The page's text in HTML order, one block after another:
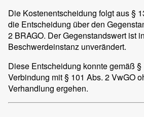
Die Kostenentscheidung folgt aus §
die Entscheidung über den
2 BRAGO. Der Gegenstandswert ist
Beschwerdeinstanz unverändert.
Diese Entscheidung konnte gemäß §
Verbindung mit § 101 Abs. 2 VwGO
Verhandlung ergehen.